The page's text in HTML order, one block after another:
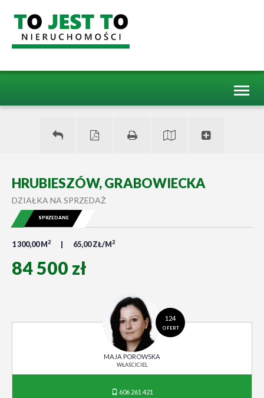
HRUBIESZÓW, GRABOWIECKA
DZIAŁKA NA SPRZEDAŻ
1 300,00 M 2 65,00 ZŁ/M 2
84 500 zł
SPRZEDANE
124
OFERT
MAJA POROWSKA
WŁAŚCICIEL
606 261 421